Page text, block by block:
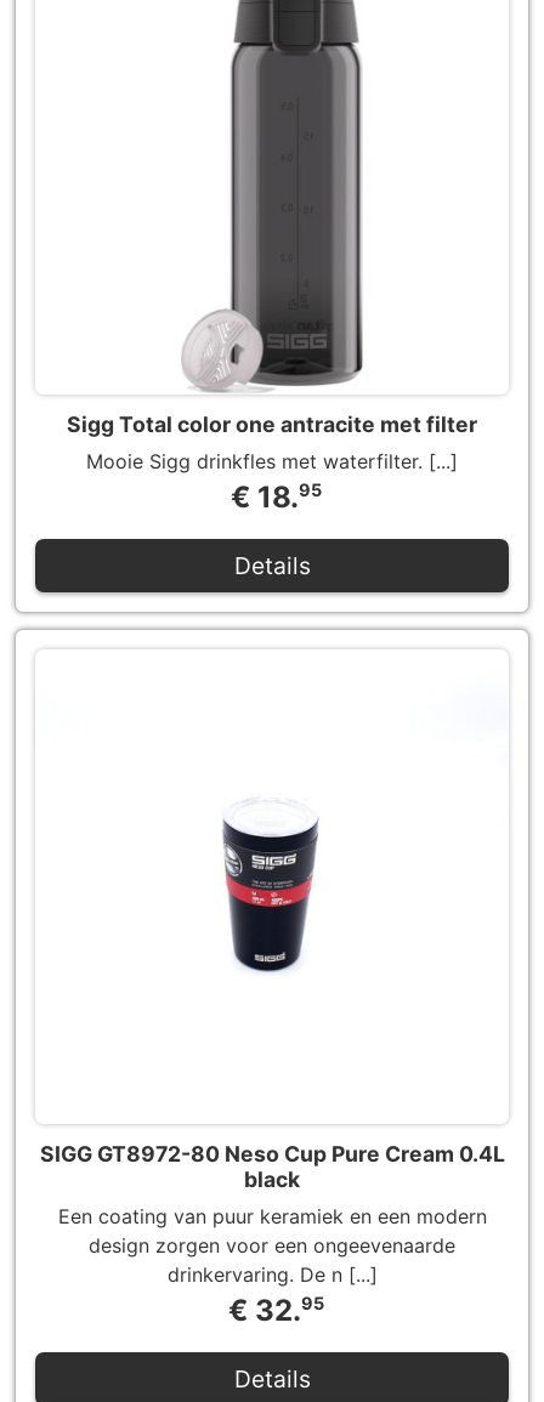
Sigg Total color one antracite met filter
Mooie Sigg drinkfles met waterfilter. [...]
€ 18.95
Details
SIGG GT8972-80 Neso Cup Pure Cream 0.4L
black
Een coating van puur keramiek en een modern
design zorgen voor een ongeevenaarde
drinkervaring. De n [...]
€ 32.95
Details